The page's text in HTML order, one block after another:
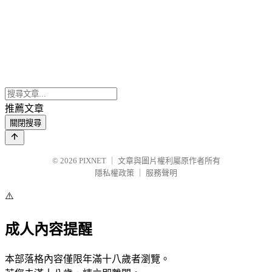
推薦文章
關閉搜尋
© 2026 PIXNET
文章與圖片權利屬原作者所有
隱私權政策
服務聲明
⚠️
成人內容提醒
本部落格內容僅限年滿十八歲者瀏覽。